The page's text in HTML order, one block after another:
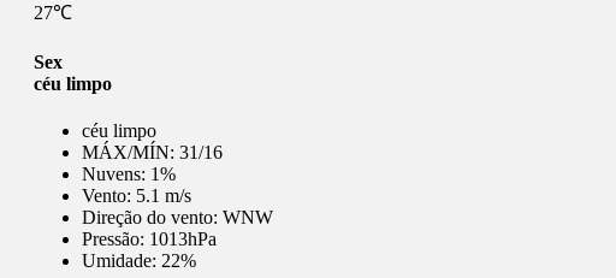
27℃
Sex
céu limpo
céu limpo
MÁX/MÍN: 31/16
Nuvens: 1%
Vento: 5.1 m/s
Direção do vento: WNW
Pressão: 1013hPa
Umidade: 22%